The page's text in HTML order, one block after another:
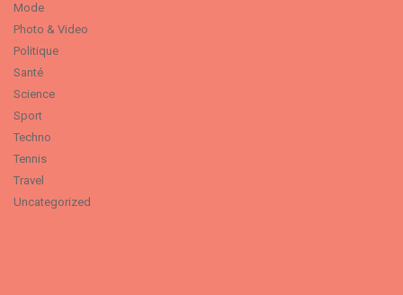
Mode
Photo & Video
Politique
Santé
Science
Sport
Techno
Tennis
Travel
Uncategorized